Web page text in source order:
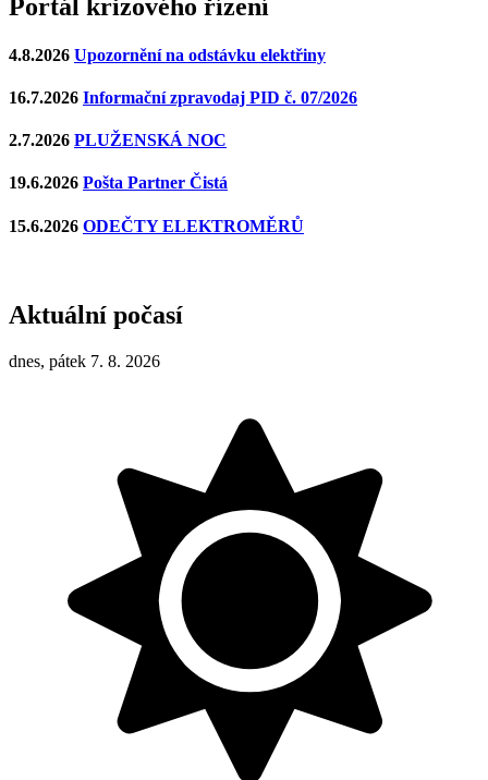
Portál krizového řízení
4.8.2026 Upozornění na odstávku elektřiny
16.7.2026 Informační zpravodaj PID č. 07/2026
2.7.2026 PLUŽENSKÁ NOC
19.6.2026 Pošta Partner Čistá
15.6.2026 ODEČTY ELEKTROMĚRŮ
Aktuální počasí
dnes, pátek 7. 8. 2026